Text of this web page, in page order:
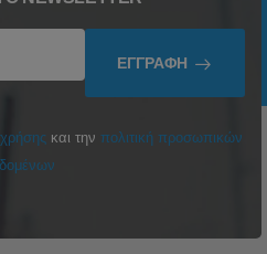
ΕΓΓΡΑΦΉ
και την πολιτική προσωπικών